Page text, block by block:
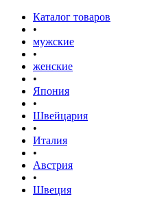
Каталог товаров
•
мужские
•
женские
•
Япония
•
Швейцария
•
Италия
•
Австрия
•
Швеция